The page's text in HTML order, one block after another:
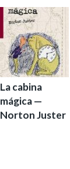
La cabina
mágica —
Norton Juster